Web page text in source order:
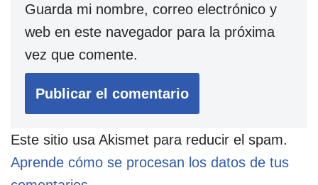
Guarda mi nombre, correo electrónico y
web en este navegador para la próxima
vez que comente.
Este sitio usa Akismet para reducir el spam.
Aprende cómo se procesan los datos de tus